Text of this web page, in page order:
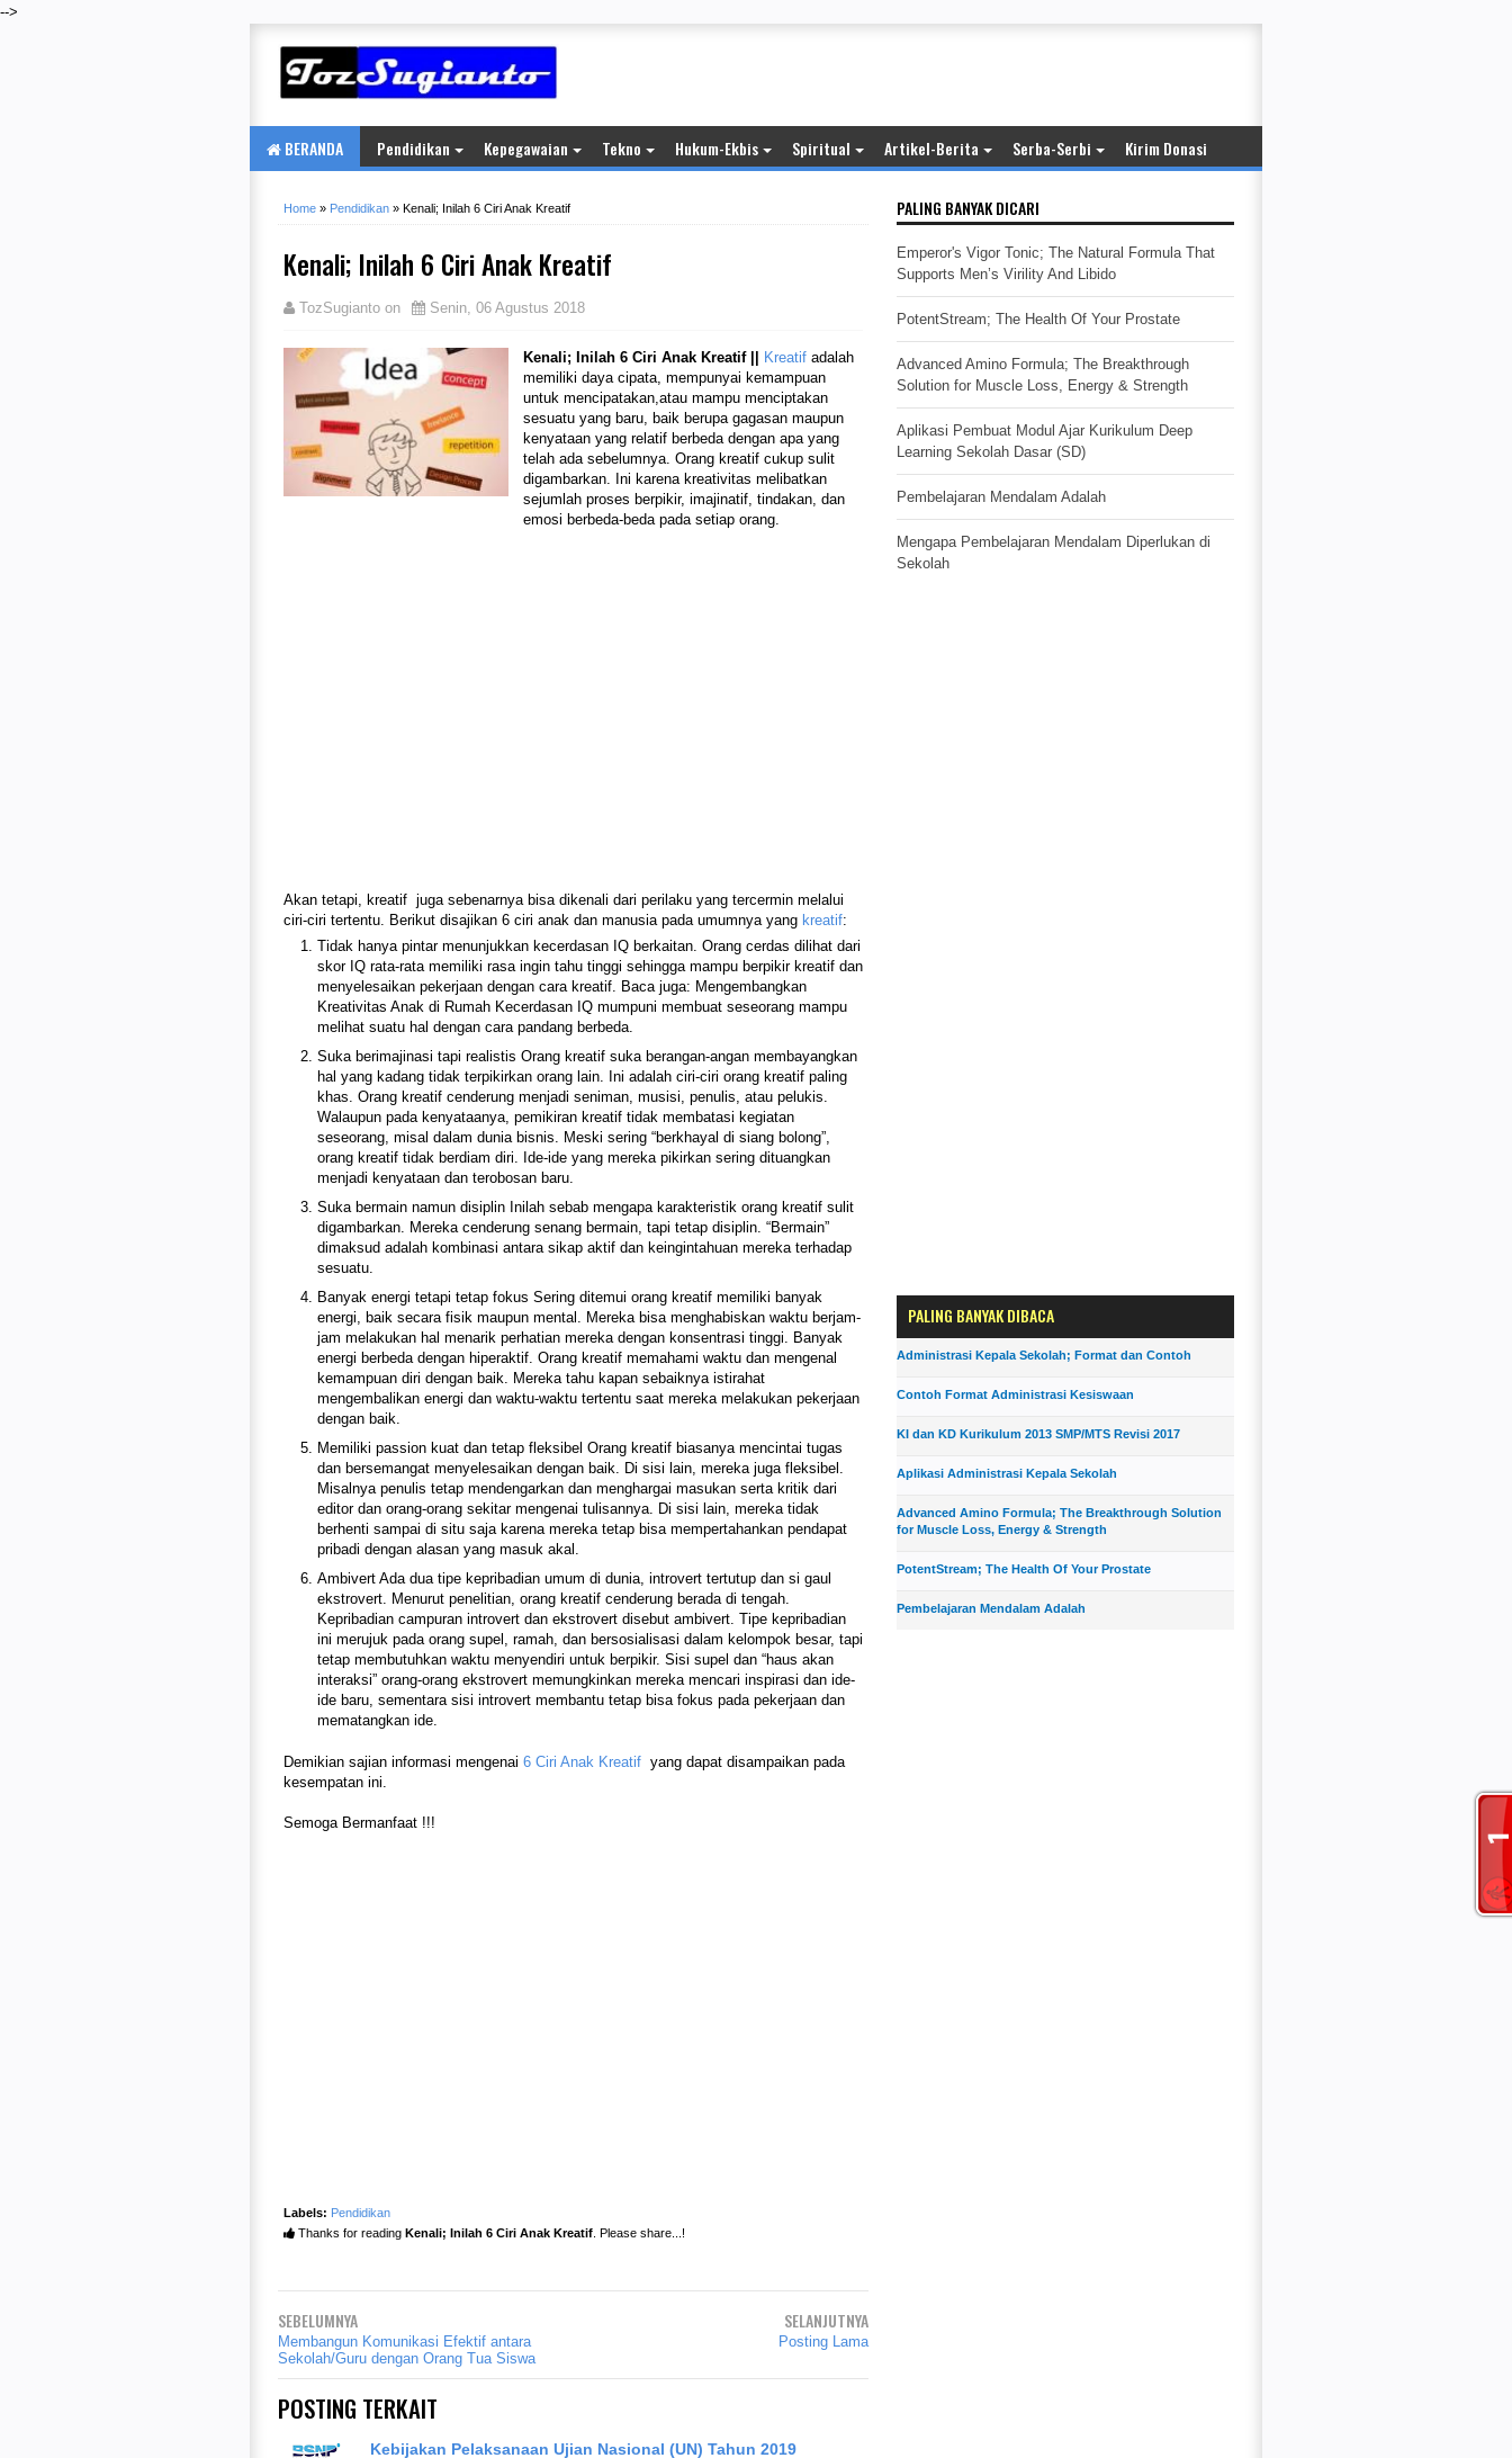
-->
BERANDA Pendidikan Kepegawaian Tekno Hukum-Ekbis Spiritual Artikel-Berita Serba-Serbi Kirim Donasi
Home » Pendidikan » Kenali; Inilah 6 Ciri Anak Kreatif
Kenali; Inilah 6 Ciri Anak Kreatif
TozSugianto on Senin, 06 Agustus 2018
Kenali; Inilah 6 Ciri Anak Kreatif || Kreatif adalah
memiliki daya cipata, mempunyai kemampuan
untuk mencipatakan,atau mampu menciptakan
sesuatu yang baru, baik berupa gagasan maupun
kenyataan yang relatif berbeda dengan apa yang
telah ada sebelumnya. Orang kreatif cukup sulit
digambarkan. Ini karena kreativitas melibatkan
sejumlah proses berpikir, imajinatif, tindakan, dan
emosi berbeda-beda pada setiap orang.
Akan tetapi, kreatif juga sebenarnya bisa dikenali dari perilaku yang tercermin melalui
ciri-ciri tertentu. Berikut disajikan 6 ciri anak dan manusia pada umumnya yang kreatif:
Tidak hanya pintar menunjukkan kecerdasan IQ berkaitan. Orang cerdas dilihat dari
skor IQ rata-rata memiliki rasa ingin tahu tinggi sehingga mampu berpikir kreatif dan
menyelesaikan pekerjaan dengan cara kreatif. Baca juga: Mengembangkan
Kreativitas Anak di Rumah Kecerdasan IQ mumpuni membuat seseorang mampu
melihat suatu hal dengan cara pandang berbeda.
Suka berimajinasi tapi realistis Orang kreatif suka berangan-angan membayangkan
hal yang kadang tidak terpikirkan orang lain. Ini adalah ciri-ciri orang kreatif paling
khas. Orang kreatif cenderung menjadi seniman, musisi, penulis, atau pelukis.
Walaupun pada kenyataanya, pemikiran kreatif tidak membatasi kegiatan
seseorang, misal dalam dunia bisnis. Meski sering “berkhayal di siang bolong”,
orang kreatif tidak berdiam diri. Ide-ide yang mereka pikirkan sering dituangkan
menjadi kenyataan dan terobosan baru.
Suka bermain namun disiplin Inilah sebab mengapa karakteristik orang kreatif sulit
digambarkan. Mereka cenderung senang bermain, tapi tetap disiplin. “Bermain”
dimaksud adalah kombinasi antara sikap aktif dan keingintahuan mereka terhadap
sesuatu.
Banyak energi tetapi tetap fokus Sering ditemui orang kreatif memiliki banyak
energi, baik secara fisik maupun mental. Mereka bisa menghabiskan waktu berjam-
jam melakukan hal menarik perhatian mereka dengan konsentrasi tinggi. Banyak
energi berbeda dengan hiperaktif. Orang kreatif memahami waktu dan mengenal
kemampuan diri dengan baik. Mereka tahu kapan sebaiknya istirahat
mengembalikan energi dan waktu-waktu tertentu saat mereka melakukan pekerjaan
dengan baik.
Memiliki passion kuat dan tetap fleksibel Orang kreatif biasanya mencintai tugas
dan bersemangat menyelesaikan dengan baik. Di sisi lain, mereka juga fleksibel.
Misalnya penulis tetap mendengarkan dan menghargai masukan serta kritik dari
editor dan orang-orang sekitar mengenai tulisannya. Di sisi lain, mereka tidak
berhenti sampai di situ saja karena mereka tetap bisa mempertahankan pendapat
pribadi dengan alasan yang masuk akal.
Ambivert Ada dua tipe kepribadian umum di dunia, introvert tertutup dan si gaul
ekstrovert. Menurut penelitian, orang kreatif cenderung berada di tengah.
Kepribadian campuran introvert dan ekstrovert disebut ambivert. Tipe kepribadian
ini merujuk pada orang supel, ramah, dan bersosialisasi dalam kelompok besar, tapi
tetap membutuhkan waktu menyendiri untuk berpikir. Sisi supel dan “haus akan
interaksi” orang-orang ekstrovert memungkinkan mereka mencari inspirasi dan ide-
ide baru, sementara sisi introvert membantu tetap bisa fokus pada pekerjaan dan
mematangkan ide.
Demikian sajian informasi mengenai 6 Ciri Anak Kreatif yang dapat disampaikan pada
kesempatan ini.
Semoga Bermanfaat !!!
Labels: Pendidikan
Thanks for reading Kenali; Inilah 6 Ciri Anak Kreatif . Please share...!
SEBELUMNYA
Membangun Komunikasi Efektif antara
Sekolah/Guru dengan Orang Tua Siswa
SELANJUTNYA
Posting Lama
POSTING TERKAIT
Kebijakan Pelaksanaan Ujian Nasional (UN) Tahun 2019
PALING BANYAK DICARI
Emperor's Vigor Tonic; The Natural Formula That
Supports Men’s Virility And Libido
PotentStream; The Health Of Your Prostate
Advanced Amino Formula; The Breakthrough
Solution for Muscle Loss, Energy & Strength
Aplikasi Pembuat Modul Ajar Kurikulum Deep
Learning Sekolah Dasar (SD)
Pembelajaran Mendalam Adalah
Mengapa Pembelajaran Mendalam Diperlukan di
Sekolah
PALING BANYAK DIBACA
Administrasi Kepala Sekolah; Format dan Contoh
Contoh Format Administrasi Kesiswaan
KI dan KD Kurikulum 2013 SMP/MTS Revisi 2017
Aplikasi Administrasi Kepala Sekolah
Advanced Amino Formula; The Breakthrough Solution
for Muscle Loss, Energy & Strength
PotentStream; The Health Of Your Prostate
Pembelajaran Mendalam Adalah